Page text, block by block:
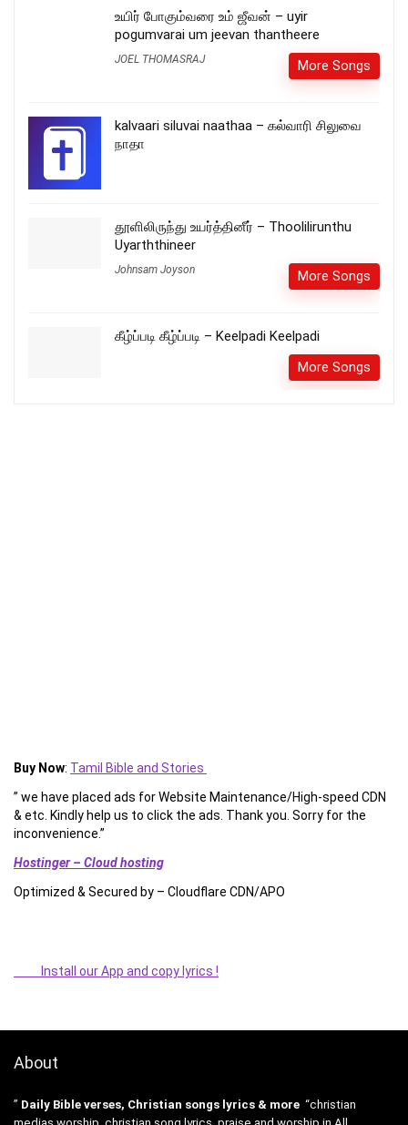
உயிர் போகும்வரை உம் ஜீவன் – uyir
pogumvarai um jeevan thantheere
JOEL THOMASRAJ More Songs
kalvaari siluvai naathaa – கல்வாரி சிலுவை
நாதா
தூளிலிருந்து உயர்த்தினீர் – Thoolilirunthu
Uyarththineer
Johnsam Joyson More Songs
கீழ்ப்படி கீழ்ப்படி – Keelpadi Keelpadi
More Songs
Buy Now: Tamil Bible and Stories
” we have placed ads for Website Maintenance/High-speed CDN
& etc. Kindly help us to click the ads. Thank you. Sorry for the
inconvenience.”
Hostinger – Cloud hosting
Optimized & Secured by – Cloudflare CDN/APO
Install our App and copy lyrics !
About
” Daily Bible verses, Christian songs lyrics & more “christian